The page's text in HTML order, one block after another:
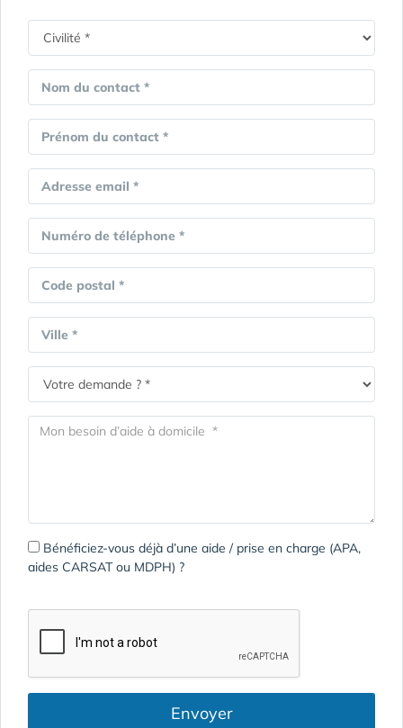
Nom du contact *
Prénom du contact *
Adresse email *
Numéro de téléphone *
Code postal *
Ville *
Bénéficiez-vous déjà d’une aide / prise en charge (APA,
aides CARSAT ou MDPH) ?
Envoyer